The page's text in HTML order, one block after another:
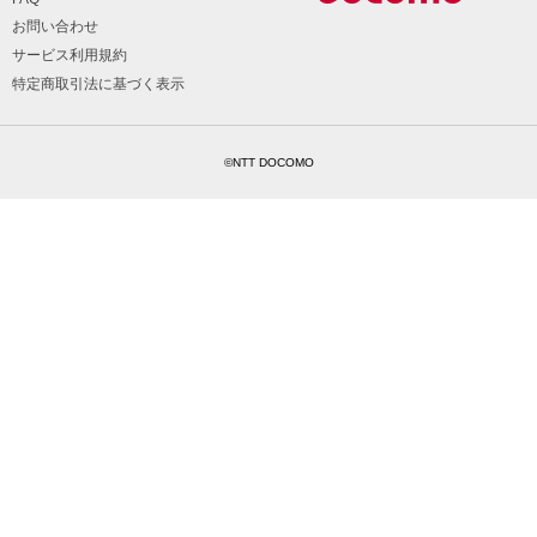
お問い合わせ
サービス利用規約
特定商取引法に基づく表示
©NTT DOCOMO